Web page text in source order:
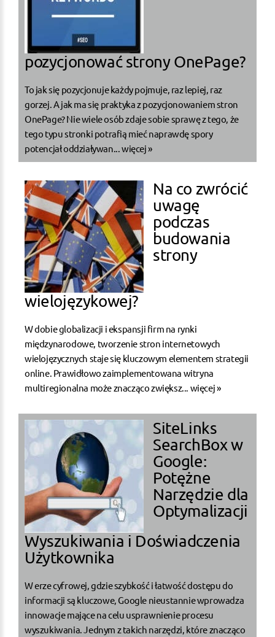
pozycjonować strony OnePage?
To jak się pozycjonuje każdy pojmuje, raz lepiej, raz
gorzej. A jak ma się praktyka z pozycjonowaniem stron
OnePage? Nie wiele osób zdaje sobie sprawę z tego, że
tego typu stronki potrafią mieć naprawdę spory
potencjał oddziaływan... więcej »
Na co zwrócić
uwagę
podczas
budowania
strony
wielojęzykowej?
W dobie globalizacji i ekspansji firm na rynki
międzynarodowe, tworzenie stron internetowych
wielojęzycznych staje się kluczowym elementem strategii
online. Prawidłowo zaimplementowana witryna
multiregionalna może znacząco zwiększ... więcej »
SiteLinks
SearchBox w
Google:
Potężne
Narzędzie dla
Optymalizacji
Wyszukiwania i Doświadczenia
Użytkownika
W erze cyfrowej, gdzie szybkość i łatwość dostępu do
informacji są kluczowe, Google nieustannie wprowadza
innowacje mające na celu usprawnienie procesu
wyszukiwania. Jednym z takich narzędzi, które znacząco